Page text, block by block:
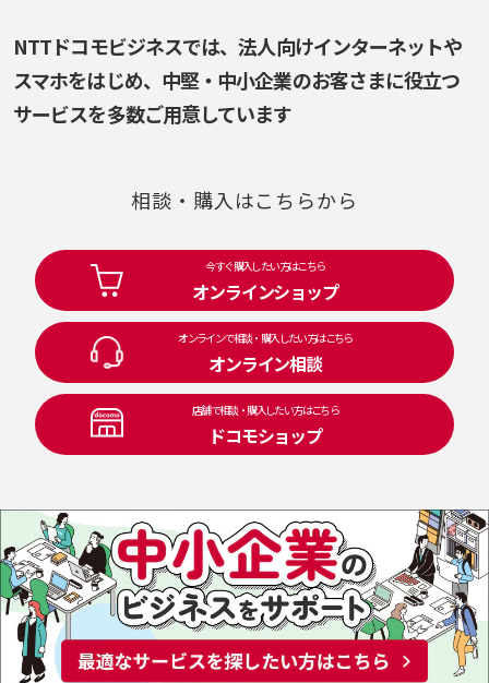
NTTドコモビジネスでは、法人向けインターネットや
スマホをはじめ、 中堅・中小企業のお客さまに役立つ
サービスを多数ご用意しています
相談・購入はこちらから
今すぐ購入したい方はこちら
オンラインショップ
オンラインで相談・購入したい方はこちら
オンライン相談
店舗で相談・購入したい方はこちら
ドコモショップ